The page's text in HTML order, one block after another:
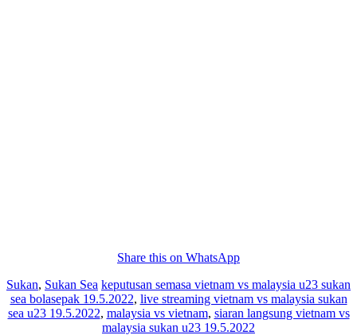
Share this on WhatsApp
Sukan, Sukan Sea keputusan semasa vietnam vs malaysia u23 sukan
sea bolasepak 19.5.2022, live streaming vietnam vs malaysia sukan
sea u23 19.5.2022, malaysia vs vietnam, siaran langsung vietnam vs
malaysia sukan u23 19.5.2022